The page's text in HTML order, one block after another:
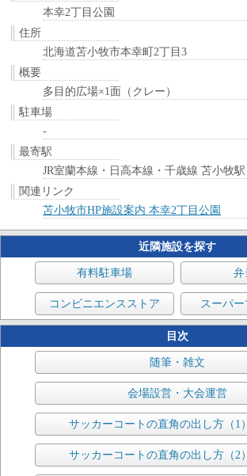
本幸2丁目公園
住所
北海道苫小牧市本幸町2丁目3
概要
多目的広場×1面（クレー）
駐車場
-
最寄駅
JR室蘭本線・日高本線・千歳線 苫小牧駅
関連リンク
苫小牧市HP施設案内 本幸2丁目公園
近隣施設を探す
有料駐車場 弁
コンビニエンスストア スーパー
目次
随筆・雑文
会場設営・大会運営
サッカーコートの直角の出し方（1
サッカーコートの直角の出し方（2